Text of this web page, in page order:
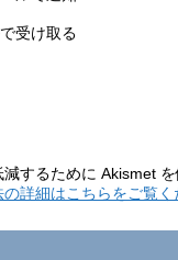
受け取る
するために Akismet を
の詳細はこちらをご覧く